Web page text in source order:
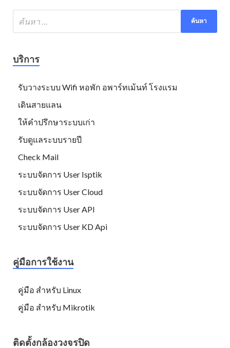
บริการ
รับวางระบบ Wifi หอพัก อพาร์ทเม้นท์ โรงแรม
เดินสายแลน
ให้คำปรึกษาระบบเก่า
รับดูแลระบบรายปี
Check Mail
ระบบจัดการ User Isptik
ระบบจัดการ User Cloud
ระบบจัดการ User API
ระบบจัดการ User KD Api
คู่มือการใช้งาน
คู่มือ สำหรับ Linux
คู่มือ สำหรับ Mikrotik
ติดตั้งกล้องวงจรปิด